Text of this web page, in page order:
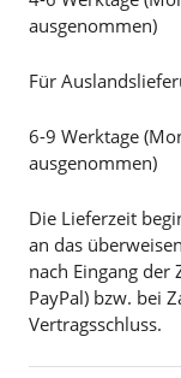
ausgenommen)
Für
6-9 Werktage
ausgenommen)
Die Lieferzeit
an das
nach Eingang der
PayPal) bzw. bei
Vertragsschluss.